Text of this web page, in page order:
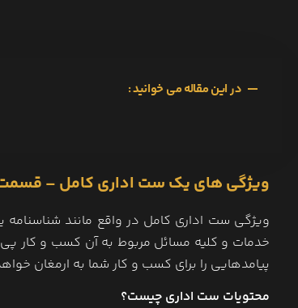
در این مقاله می خوانید :
ویژگی های یک ست اداری کامل –
ویژگی ست اداری کامل در واقع مانند
خدمات و کلیه مسائل مربوط به آن کسب و کار
پیامدهایی را برای کسب و کار شما به ارمغان
محتویات ست اداری چیست؟